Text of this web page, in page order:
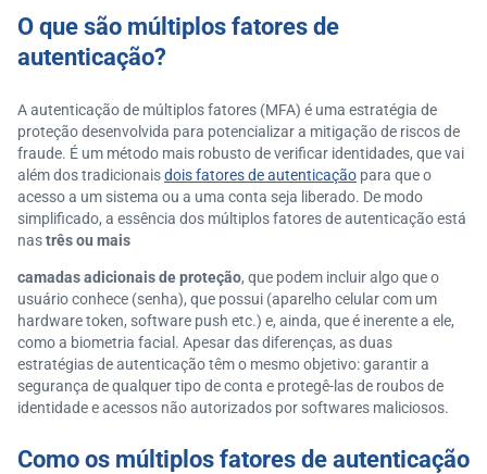
O que são múltiplos fatores de
autenticação?
A autenticação de múltiplos fatores (MFA) é uma estratégia de
proteção desenvolvida para potencializar a mitigação de riscos de
fraude. É um método mais robusto de verificar identidades, que vai
além dos tradicionaisdois fatores de autenticação para que o
acesso a um sistema ou a uma conta seja liberado. De modo
simplificado, a essência dos múltiplos fatores de autenticação está
nastrês ou mais
camadas adicionais de proteção, que podem incluir algo que o
usuário conhece (senha), que possui (aparelho celular com um
hardware token, software push etc.) e, ainda, que é inerente a ele,
como a biometria facial. Apesar das diferenças, as duas
estratégias de autenticação têm o mesmo objetivo: garantir a
segurança de qualquer tipo de conta e protegê-las de roubos de
identidade e acessos não autorizados por softwares maliciosos.
Como os múltiplos fatores de autenticação